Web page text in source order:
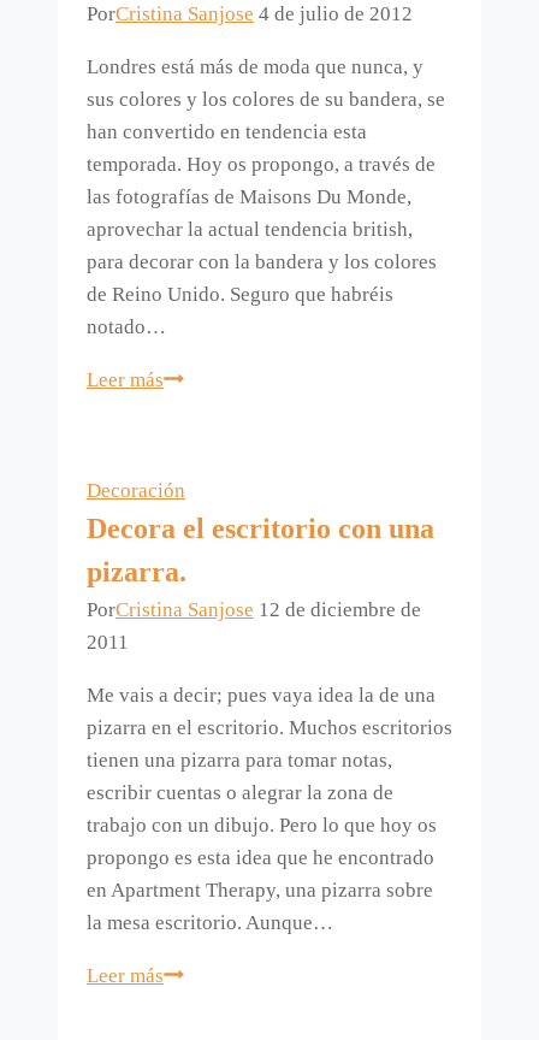
PorCristina Sanjose 4 de julio de 2012
Londres está más de moda que nunca, y
sus colores y los colores de su bandera, se
han convertido en tendencia esta
temporada. Hoy os propongo, a través de
las fotografías de Maisons Du Monde,
aprovechar la actual tendencia british,
para decorar con la bandera y los colores
de Reino Unido. Seguro que habréis
notado…
Leer másDecoración
Decoración
Decora el escritorio con una
pizarra.
PorCristina Sanjose 12 de diciembre de
2011
Me vais a decir; pues vaya idea la de una
pizarra en el escritorio. Muchos escritorios
tienen una pizarra para tomar notas,
escribir cuentas o alegrar la zona de
trabajo con un dibujo. Pero lo que hoy os
propongo es esta idea que he encontrado
en Apartment Therapy, una pizarra sobre
la mesa escritorio. Aunque…
Leer másDecora